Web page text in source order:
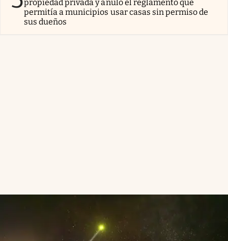
propiedad privada y anuló el reglamento que
permitía a municipios usar casas sin permiso de
sus dueños